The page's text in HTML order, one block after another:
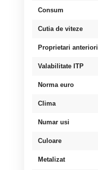
Consum
Cutia de viteze
Proprietari anteriori
Valabilitate ITP
Norma euro
Clima
Numar usi
Culoare
Metalizat